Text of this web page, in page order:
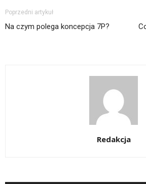
Poprzedni artykuł
Na czym polega koncepcja 7P?
Redakcja